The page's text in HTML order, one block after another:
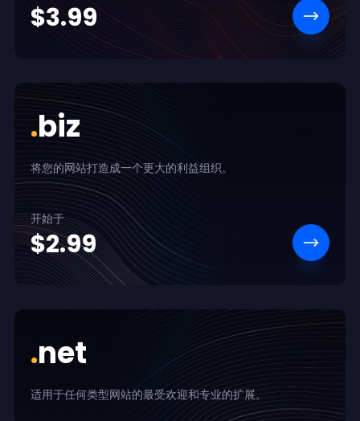
$3.99
.biz
将您的网站打造成一个更大的利益组织。
开始于
$2.99
.net
适用于任何类型网站的最受欢迎和专业的扩展。